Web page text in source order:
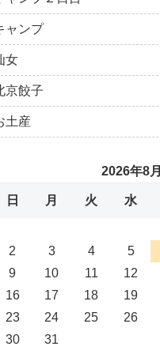
ャンプ
女
京餃子
土産
2026年8月
日 月 火 水
2
3 4 5
9
10 11 12
16
17 18 19
23
24 25 26
30
31